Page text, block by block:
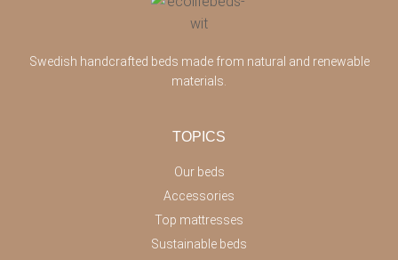
Swedish handcrafted beds made from natural and renewable
materials.
TOPICS
Our beds
Accessories
Top mattresses
Sustainable beds